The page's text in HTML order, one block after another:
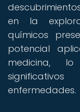
en la
químicos
potencial
medicina,
enfermedades.